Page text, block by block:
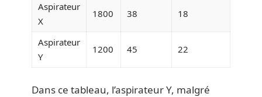
Aspirateur
X
1800 38 18
Aspirateur
Y
1200 45 22
Dans ce tableau, l’aspirateur Y, malgré